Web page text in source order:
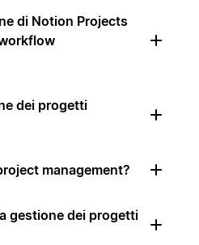
di Notion Projects
dei progetti
management?
gestione dei progetti